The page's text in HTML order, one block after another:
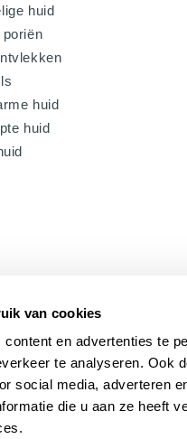
van cookies
en advertenties te
te analyseren. Ook
social media, adverteren
die u aan ze heeft
huid
huid
huid